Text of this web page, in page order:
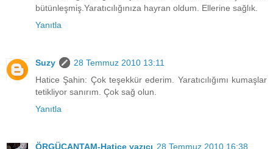
bütünleşmiş.Yaratıcılığınıza hayran oldum. Ellerine sağlık.
Yanıtla
Suzy
28 Temmuz 2010 13:11
Hatice Şahin: Çok teşekkür ederim. Yaratıcılığımı kumaşlar
tetikliyor sanırım. Çok sağ olun.
Yanıtla
ÖRGÜÇANTAM-Hatice yazıcı 28 Temmuz 2010 16:38